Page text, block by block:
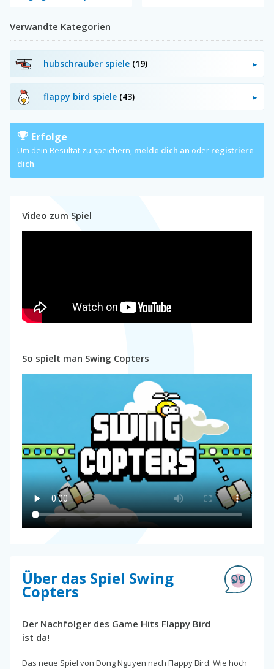
Verwandte Kategorien
hubschrauber spiele (19)
flappy bird spiele (43)
Erfolge
Um dein Resultat zu speichern, melde dich an oder registriere
dich.
Video zum Spiel
So spielt man Swing Copters
Über das Spiel Swing
Copters
Der Nachfolger des Game Hits Flappy Bird
ist da!
Das neue Spiel von Dong Nguyen nach Flappy Bird. Wie hoch